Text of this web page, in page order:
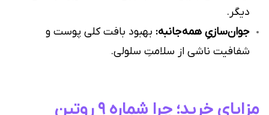
دیگر.
جوان‌سازیِ همه‌جانبه: بهبود بافت کلی پوست و
شفافیت ناشی از سلامتِ سلولی.
مزایای خرید؛ چرا شماره ۹ روتینِ